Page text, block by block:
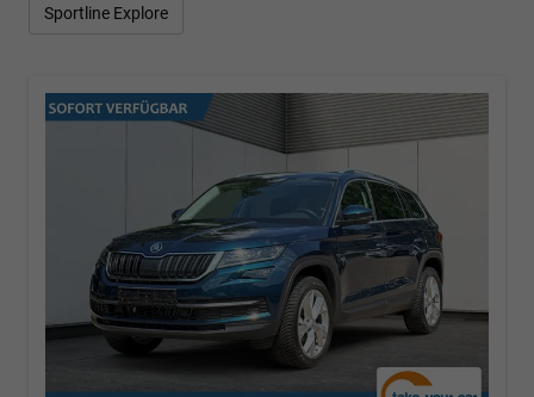
Sportline Explore